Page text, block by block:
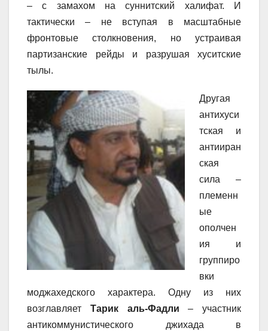
– с замахом на суннитский халифат. И
тактически – не вступая в масштабные
фронтовые столкновения, но устраивая
партизанские рейды и разрушая хуситские
тылы.
Другая
антихуси
тская и
антииран
ская
сила –
племенн
ые
ополчен
ия и
группиро
вки
моджахедского характера. Одну из них
возглавляет Тарик аль-Фадли – участник
антикоммунистического джихада в